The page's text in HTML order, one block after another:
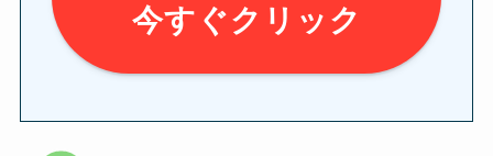
今すぐクリック